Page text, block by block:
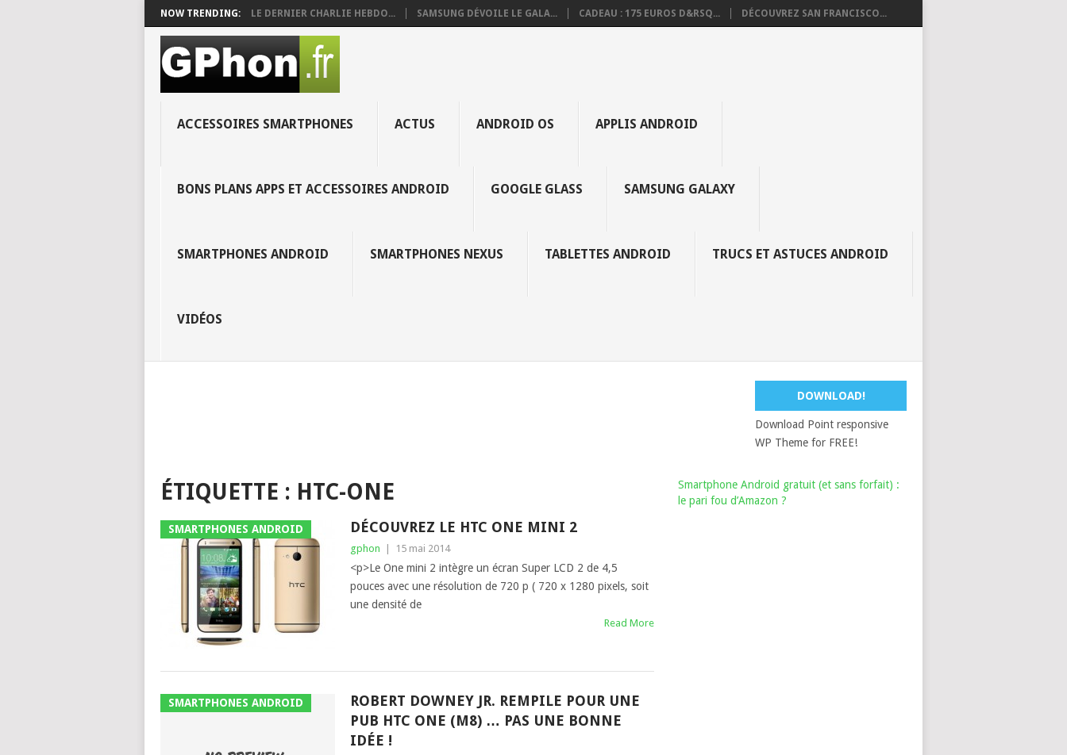
NOW TRENDING: LE DERNIER CHARLIE HEBDO... SAMSUNG DÉVOILE LE GALA... CADEAU : 175 EUROS D&RSQ... DÉCOUVREZ SAN FRANCISCO...
ACCESSOIRES SMARTPHONES ACTUS ANDROID OS APPLIS ANDROID
BONS PLANS APPS ET ACCESSOIRES ANDROID GOOGLE GLASS SAMSUNG GALAXY
SMARTPHONES ANDROID SMARTPHONES NEXUS TABLETTES ANDROID TRUCS ET ASTUCES ANDROID
VIDÉOS
DOWNLOAD!
Download Point responsive
WP Theme for FREE!
ÉTIQUETTE : HTC-ONE
SMARTPHONES ANDROID DÉCOUVREZ LE HTC ONE MINI 2
gphon 15 mai 2014
<p>Le One mini 2 intègre un écran Super LCD 2 de 4,5
pouces avec une résolution de 720 p ( 720 x 1280 pixels, soit
une densité de
Read More
SMARTPHONES ANDROID
ROBERT DOWNEY JR. REMPILE POUR UNE
PUB HTC ONE (M8) … PAS UNE BONNE
IDÉE !
Smartphone Android gratuit (et sans forfait) :
le pari fou d’Amazon ?